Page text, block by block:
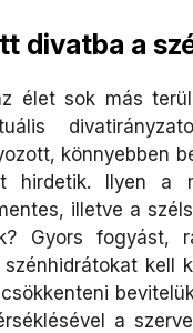
divatba a
élet sok más
könnyebben
hirdetik. Ilyen a
illetve a
Gyors fogyást,
szénhidrátokat kell
a